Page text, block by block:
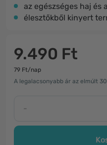
az egészséges haj és
élesztőkből kinyert
9.490 Ft
79 Ft/nap
A legalacsonyabb ár az elmúlt
-